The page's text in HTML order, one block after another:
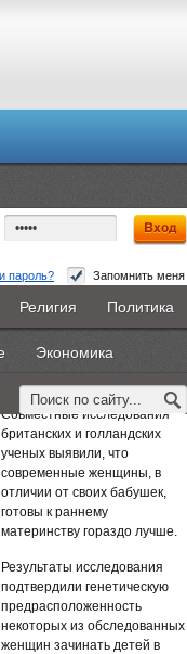
пароль? Запомнить меня
КНИГИ ВестиNet
Религия Политика
Экономика
к раннему
Совместные исследования
британских и голландских
ученых выявили, что
современные женщины, в
отличии от своих бабушек,
готовы к раннему
материнству гораздо лучше.
Результаты исследования
подтвердили генетическую
предрасположенность
некоторых из обследованных
женщин зачинать детей в